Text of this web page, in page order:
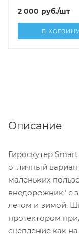
2 000 руб./шт
В КОРЗИНУ
Описание
Гироскутер
отличный
маленьких
внедорожник" с
летом и зимой.
протектором
сцепление как